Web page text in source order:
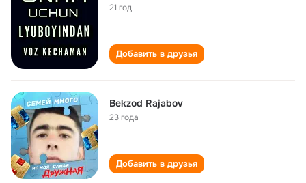
21 год
Добавить в друзья
Bekzod Rajabov
23 года
Добавить в друзья